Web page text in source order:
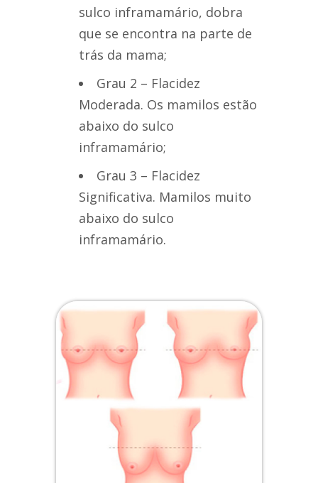
sulco inframamário, dobra
que se encontra na parte de
trás da mama;
Grau 2 – Flacidez
Moderada. Os mamilos estão
abaixo do sulco
inframamário;
Grau 3 – Flacidez
Significativa. Mamilos muito
abaixo do sulco
inframamário.